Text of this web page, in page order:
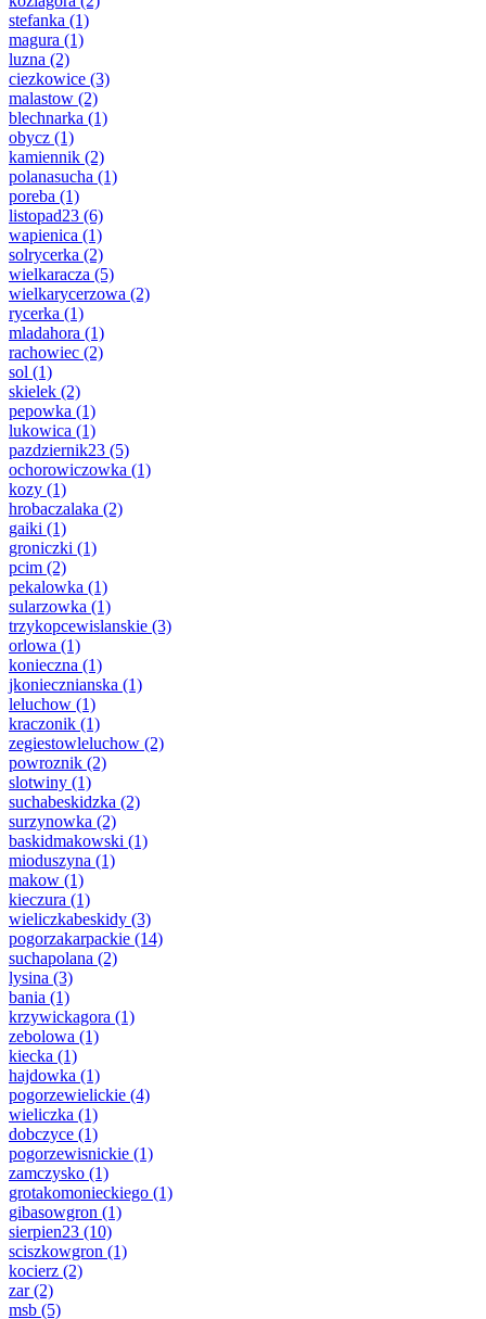
stefanka (1)
magura (1)
luzna (2)
ciezkowice (3)
malastow (2)
blechnarka (1)
obycz (1)
kamiennik (2)
polanasucha (1)
poreba (1)
listopad23 (6)
wapienica (1)
solrycerka (2)
wielkaracza (5)
wielkarycerzowa (2)
rycerka (1)
mladahora (1)
rachowiec (2)
sol (1)
skielek (2)
pepowka (1)
lukowica (1)
pazdziernik23 (5)
ochorowiczowka (1)
kozy (1)
hrobaczalaka (2)
gaiki (1)
groniczki (1)
pcim (2)
pekalowka (1)
sularzowka (1)
trzykopcewislanskie (3)
orlowa (1)
konieczna (1)
jkoniecznianska (1)
leluchow (1)
kraczonik (1)
zegiestowleluchow (2)
powroznik (2)
slotwiny (1)
suchabeskidzka (2)
surzynowka (2)
baskidmakowski (1)
mioduszyna (1)
makow (1)
kieczura (1)
wieliczkabeskidy (3)
pogorzakarpackie (14)
suchapolana (2)
lysina (3)
bania (1)
krzywickagora (1)
zebolowa (1)
kiecka (1)
hajdowka (1)
pogorzewielickie (4)
wieliczka (1)
dobczyce (1)
pogorzewisnickie (1)
zamczysko (1)
grotakomonieckiego (1)
gibasowgron (1)
sierpien23 (10)
sciszkowgron (1)
kocierz (2)
zar(2)
msb (5)